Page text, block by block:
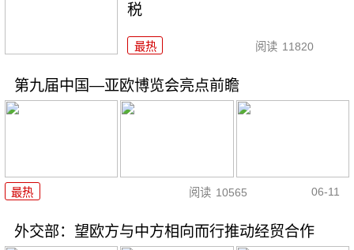
税
最热 阅读 11820
第九届中国—亚欧博览会亮点前瞻
最热 阅读 10565 06-11
外交部：望欧方与中方相向而行推动经贸合作